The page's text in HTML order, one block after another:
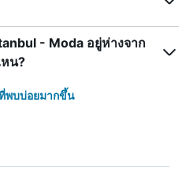
- Moda อยู่ห่างจาก
น?
พบบ่อยมากขึ้น